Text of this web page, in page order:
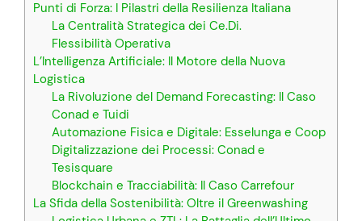
Punti di Forza: I Pilastri della Resilienza Italiana
La Centralità Strategica dei Ce.Di.
Flessibilità Operativa
L’Intelligenza Artificiale: Il Motore della Nuova
Logistica
La Rivoluzione del Demand Forecasting: Il Caso
Conad e Tuidi
Automazione Fisica e Digitale: Esselunga e Coop
Digitalizzazione dei Processi: Conad e
Tesisquare
Blockchain e Tracciabilità: Il Caso Carrefour
La Sfida della Sostenibilità: Oltre il Greenwashing